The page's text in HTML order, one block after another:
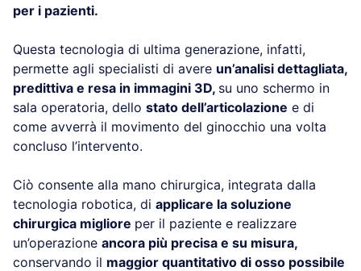
per i pazienti.
Questa tecnologia di ultima generazione, infatti,
permette agli specialisti di avere un’analisi dettagliata,
predittiva e resa in immagini 3D, su uno schermo in
sala operatoria, dello stato dell’articolazione e di
come avverrà il movimento del ginocchio una volta
concluso l’intervento.
Ciò consente alla mano chirurgica, integrata dalla
tecnologia robotica, di applicare la soluzione
chirurgica migliore per il paziente e realizzare
un’operazione ancora più precisa e su misura,
conservando il maggior quantitativo di osso possibile